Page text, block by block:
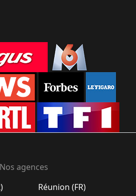
Nos agences
Réunion (FR)